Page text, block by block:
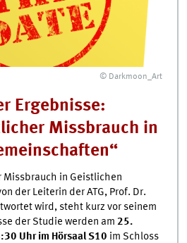
© Darkmoon_Art
Ergebnisse:
Missbrauch in
Missbrauch in Geistlichen
der Leiterin der ATG, Prof. Dr.
wird, steht kurz vor seinem
der Studie werden am25.
Uhr im Hörsaal S10 im Schloss